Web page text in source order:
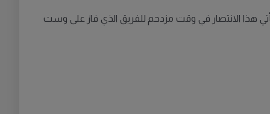
واحدة فقط. ويأتي هذا الانتصار في وقت مزدحم للفريق الذي فاز على وست